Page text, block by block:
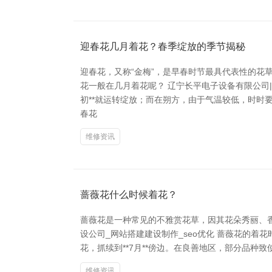
迎春花几月着花？春季绽放的季节揭秘
迎春花，又称“金梅”，是早春时节最具代表性的
花一般在几月着花呢？ 辽宁长平电子设备有限公
初**就运转绽放；而在朔方，由于气温较低，时时
春花
维修资讯
蔷薇花什么时候着花？
蔷薇花是一种常见的不雅赏花草，因其花朵秀丽
设公司_网站搭建建设制作_seo优化 蔷薇花的着
花，抓续到**7月**傍边。在良善地区，部分品种